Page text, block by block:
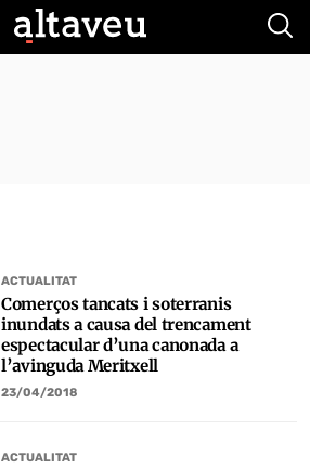
ACTUALITAT
Comerços tancats i soterranis
inundats a causa del trencament
espectacular d’una canonada a
l’avinguda Meritxell
23/04/2018
ACTUALITAT